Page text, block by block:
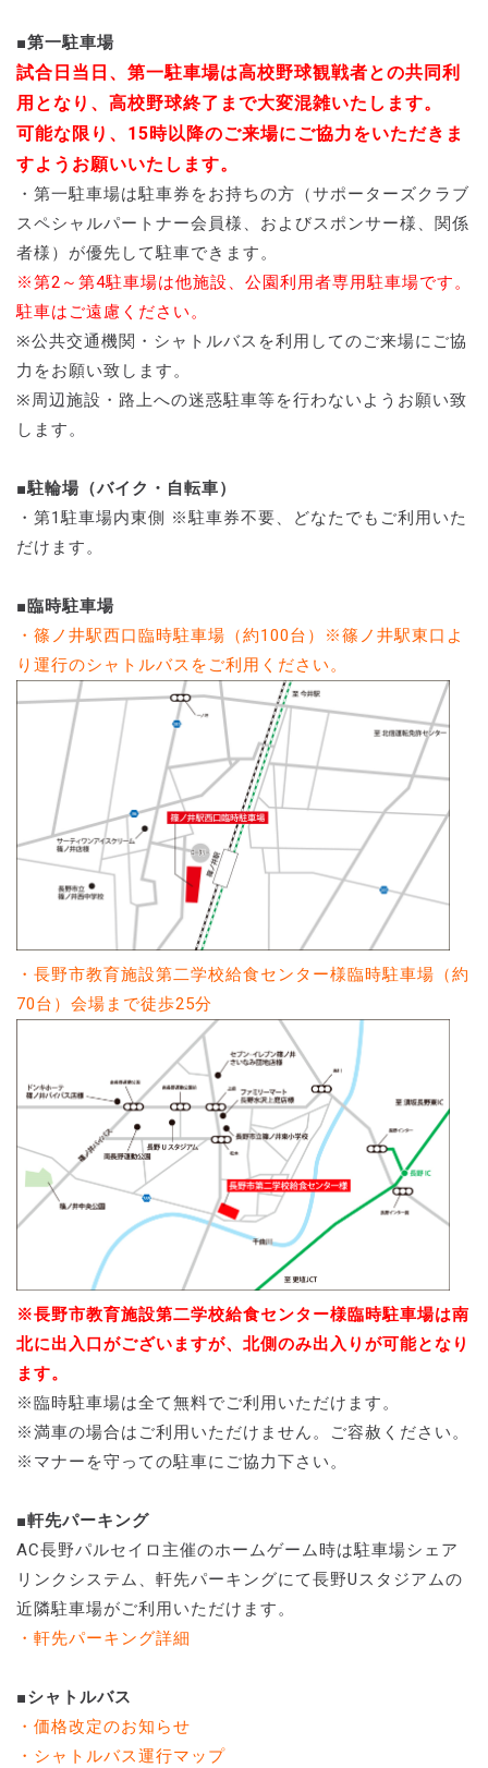
■第一駐車場
試合日当日、第一駐車場は高校野球観戦者との共同利
用となり、高校野球終了まで大変混雑いたします。
可能な限り、15時以降のご来場にご協力をいただきま
すようお願いいたします。
・第一駐車場は駐車券をお持ちの方（サポーターズクラブ
スペシャルパートナー会員様、およびスポンサー様、関係
者様）が優先して駐車できます。
※第2～第4駐車場は他施設、公園利用者専用駐車場です。
駐車はご遠慮ください。
※公共交通機関・シャトルバスを利用してのご来場にご協
力をお願い致します。
※周辺施設・路上への迷惑駐車等を行わないようお願い致
します。
■駐輪場（バイク・自転車）
・第1駐車場内東側 ※駐車券不要、どなたでもご利用いた
だけます。
■臨時駐車場
・篠ノ井駅西口臨時駐車場（約100台）※篠ノ井駅東口よ
り運行のシャトルバスをご利用ください。
・長野市教育施設第二学校給食センター様臨時駐車場（約
70台）会場まで徒歩25分
※長野市教育施設第二学校給食センター様臨時駐車場は南
北に出入口がございますが、北側のみ出入りが可能となり
ます。
※臨時駐車場は全て無料でご利用いただけます。
※満車の場合はご利用いただけません。ご容赦ください。
※マナーを守っての駐車にご協力下さい。
■軒先パーキング
AC長野パルセイロ主催のホームゲーム時は駐車場シェア
リンクシステム、軒先パーキングにて長野Uスタジアムの
近隣駐車場がご利用いただけます。
・軒先パーキング詳細
■シャトルバス
・価格改定のお知らせ
・シャトルバス運行マップ